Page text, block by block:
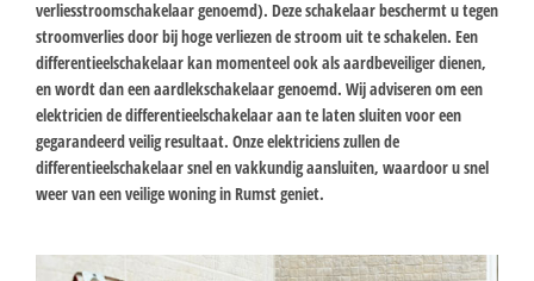
verliesstroomschakelaar genoemd). Deze schakelaar beschermt u tegen
stroomverlies door bij hoge verliezen de stroom uit te schakelen. Een
differentieelschakelaar kan momenteel ook als aardbeveiliger dienen,
en wordt dan een aardlekschakelaar genoemd. Wij adviseren om een
elektricien de differentieelschakelaar aan te laten sluiten voor een
gegarandeerd veilig resultaat. Onze elektriciens zullen de
differentieelschakelaar snel en vakkundig aansluiten, waardoor u snel
weer van een veilige woning in Rumst geniet.